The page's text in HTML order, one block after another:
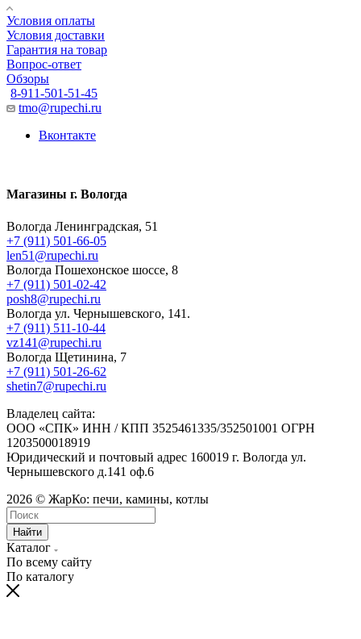
Условия оплаты
Условия доставки
Гарантия на товар
Вопрос-ответ
Обзоры
8-911-501-51-45
tmo@rupechi.ru
Вконтакте
Магазины г. Вологда
Вологда Ленинградская, 51
+7 (911) 501-66-05
len51@rupechi.ru
Вологда Пошехонское шоссе, 8
+7 (911) 501-02-42
posh8@rupechi.ru
Вологда ул. Чернышевского, 141.
+7 (911) 511-10-44
vz141@rupechi.ru
Вологда Щетинина, 7
+7 (911) 501-26-62
shetin7@rupechi.ru
Владелец сайта:
ООО «СПК» ИНН / КПП 3525461335/352501001 ОГРН
1203500018919
Юридический и почтовый адрес 160019 г. Вологда ул.
Чернышевского д.141 оф.6
2026 © ЖарКо: печи, камины, котлы
Найти
Каталог
По всему сайту
По каталогу